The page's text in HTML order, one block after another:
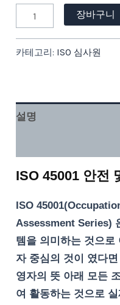
장바구니
카테고리: ISO 심사원
설명
ISO 45001 안전
ISO
Assessment Series)
템을 의미하는 것으로
자 중심의 것이 였다
영자의 뜻 아래 모든
여 활동하는 것으로